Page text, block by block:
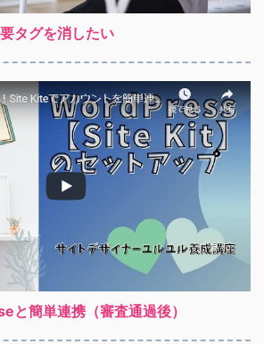
タグを消したい
簡単連携（審査通過後）